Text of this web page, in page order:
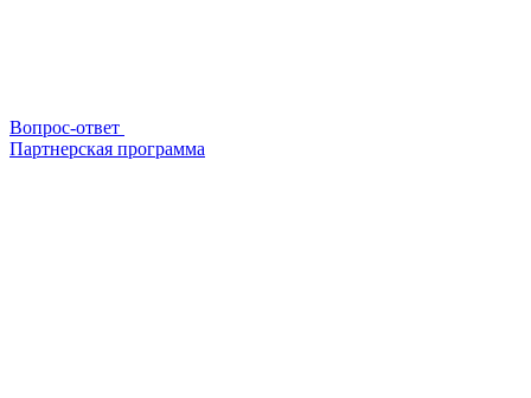
Вопрос-ответ
Партнерская программа